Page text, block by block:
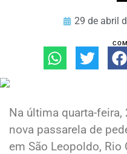
29 de abril
Na última quarta-
nova passarela de
em São Leopoldo, Rio